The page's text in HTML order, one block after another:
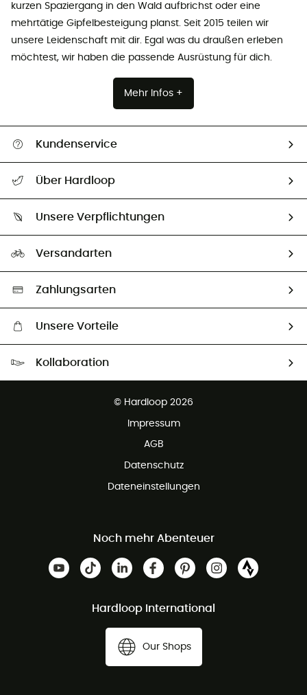
kurzen Spaziergang in den Wald aufbrichst oder eine
mehrtätige Gipfelbesteigung planst. Seit 2015 teilen wir
unsere Leidenschaft mit dir. Egal was du draußen erleben
möchtest, wir haben die passende Ausrüstung für dich.
Mehr Infos +
Kundenservice
Größentabelle
Über Hardloop
Unsere Botschafter
Unsere Verpflichtungen
Auswahl an nachhaltigen Produkten
Versandarten
Zahlungsarten
Unsere Vorteile
Kollaboration
© Hardloop 2026
Impressum
AGB
Datenschutz
Dateneinstellungen
Noch mehr Abenteuer
Hardloop International
Our Shops